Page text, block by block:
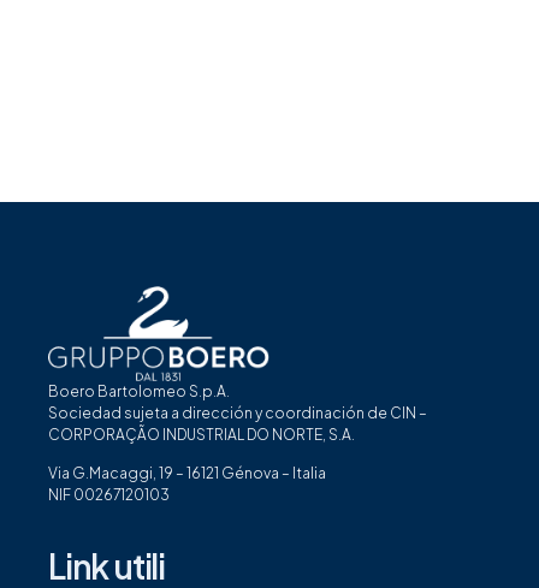
Boero Bartolomeo S.p.A.
Sociedad sujeta a dirección y coordinación de CIN –
CORPORAÇÃO INDUSTRIAL DO NORTE, S.A.
Via G.Macaggi, 19 – 16121 Génova – Italia
NIF 00267120103
Link utili